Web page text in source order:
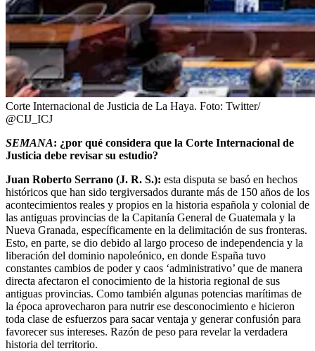
Corte Internacional de Justicia de La Haya. Foto: Twitter/
@CIJ_ICJ
SEMANA: ¿por qué considera que la Corte Internacional de
Justicia debe revisar su estudio?
Juan Roberto Serrano (J. R. S.): esta disputa se basó en hechos
históricos que han sido tergiversados durante más de 150 años de los
acontecimientos reales y propios en la historia española y colonial de
las antiguas provincias de la Capitanía General de Guatemala y la
Nueva Granada, específicamente en la delimitación de sus fronteras.
Esto, en parte, se dio debido al largo proceso de independencia y la
liberación del dominio napoleónico, en donde España tuvo
constantes cambios de poder y caos ‘administrativo’ que de manera
directa afectaron el conocimiento de la historia regional de sus
antiguas provincias. Como también algunas potencias marítimas de
la época aprovecharon para nutrir ese desconocimiento e hicieron
toda clase de esfuerzos para sacar ventaja y generar confusión para
favorecer sus intereses. Razón de peso para revelar la verdadera
historia del territorio.